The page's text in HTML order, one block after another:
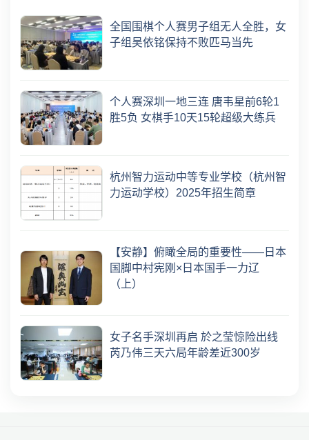
全国围棋个人赛男子组无人全胜，女
子组吴依铭保持不败匹马当先
个人赛深圳一地三连 唐韦星前6轮1
胜5负 女棋手10天15轮超级大练兵
杭州智力运动中等专业学校（杭州智
力运动学校）2025年招生简章
【安静】俯瞰全局的重要性——日本
国脚中村宪刚×日本国手一力辽
（上）
女子名手深圳再启 於之莹惊险出线
芮乃伟三天六局年龄差近300岁